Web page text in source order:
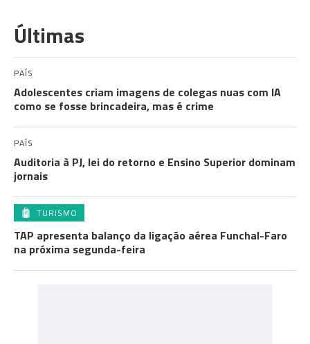
Últimas
PAÍS
Adolescentes criam imagens de colegas nuas com IA
como se fosse brincadeira, mas é crime
PAÍS
Auditoria à PJ, lei do retorno e Ensino Superior dominam
jornais
TURISMO
TAP apresenta balanço da ligação aérea Funchal-Faro
na próxima segunda-feira